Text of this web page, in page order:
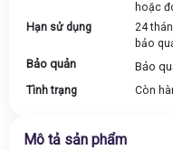
hoặc
Hạn sử dụng
24
bảo
Bảo quản Bảo
Tình trạng Còn
Mô tả sản phẩm